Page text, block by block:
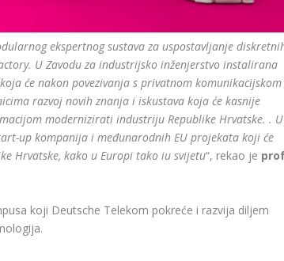
ekspertnog sustava za uspostavljanje
U Zavodu za industrijsko inženjerstvo instalirana
će nakon povezivanja s privatnom komunikacijskom
razvoj novih znanja i iskustava koja će kasnije
modernizirati industriju Republike Hrvatske. . U
up kompanija i međunarodnih EU projekata koji će
Hrvatske, kako u Europi tako iu svijetu“, rekao je
koji Deutsche Telekom pokreće i razvija diljem